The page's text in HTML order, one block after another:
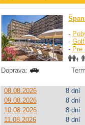
-
- Golf
- Pre
Doprava:
08.08.2026
8 dní
09.08.2026
8 dní
10.08.2026
8 dní
11.08.2026
8 dní